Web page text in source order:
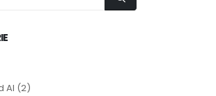
AI (2)